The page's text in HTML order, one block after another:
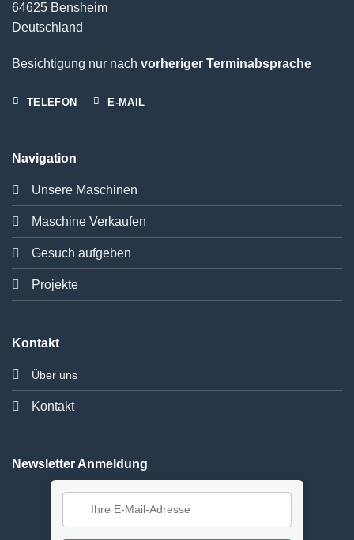
64625 Bensheim
Deutschland
Besichtigung nur nach vorheriger Terminabsprache
TELEFON E-MAIL
Navigation
Unsere Maschinen
Maschine Verkaufen
Gesuch aufgeben
Projekte
Kontakt
Über uns
Kontakt
Newsletter Anmeldung